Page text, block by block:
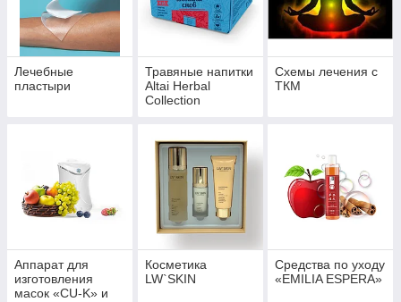
свой бизнес.
Лечебные
пластыри
Травяные напитки
Altai Herbal
Collection
Схемы лечения с
ТКМ
Аппарат для
изготовления
масок «CU-K» и
Косметика
LW`SKIN
Средства по уходу
«EMILIA ESPERA»